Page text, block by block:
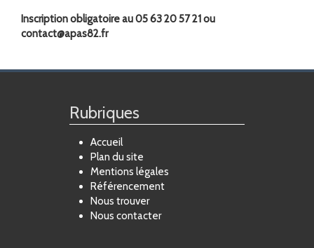
Inscription obligatoire au 05 63 20 57 21 ou
contact@apas82.fr
Rubriques
Accueil
Plan du site
Mentions légales
Référencement
Nous trouver
Nous contacter